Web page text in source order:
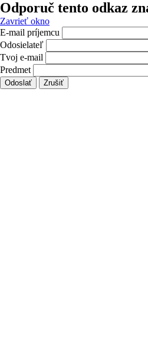
Odporuč tento odkaz
Zavrieť okno
E-mail príjemcu
Odosielateľ
Tvoj e-mail
Predmet
Odoslať Zrušiť